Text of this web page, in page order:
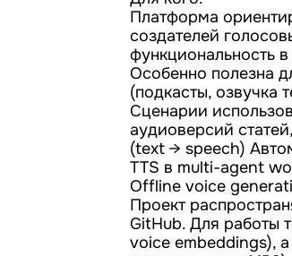
Платформа
создателей
функциональность
Особенно полезна
(подкасты, озвучка
Сценарии
аудиоверсий
(text → speech)
TTS в multi-agent
Offline voice
Проект
GitHub. Для работы
voice embeddings),